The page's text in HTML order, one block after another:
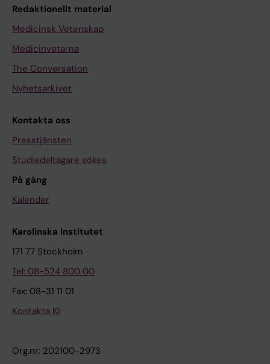
Redaktionellt material
Medicinsk Vetenskap
Medicinvetarna
The Conversation
Nyhetsarkivet
Kontakta oss
Presstjänsten
Studiedeltagare sökes
På gång
Kalender
Karolinska Institutet
171 77 Stockholm
Tel: 08-524 800 00
Fax: 08-31 11 01
Kontakta KI
Org.nr: 202100-2973